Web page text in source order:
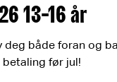
13-16 år
både foran og
før jul!